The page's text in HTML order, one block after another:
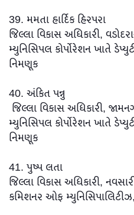
39. મમતા હાર્દિક હિરપરા
જિલ્લા વિકાસ અધિકારી,
મ્યુનિસિપલ કોર્પોરેશન ખાતે
નિમણૂક
40. અંકિત પન્નુ
જિલ્લા વિકાસ અધિકારી,
મ્યુનિસિપલ કોર્પોરેશન ખાતે
નિમણૂક
41. પુષ્પ લતા
જિલ્લા વિકાસ અધિકારી,
કમિશનર ઓફ